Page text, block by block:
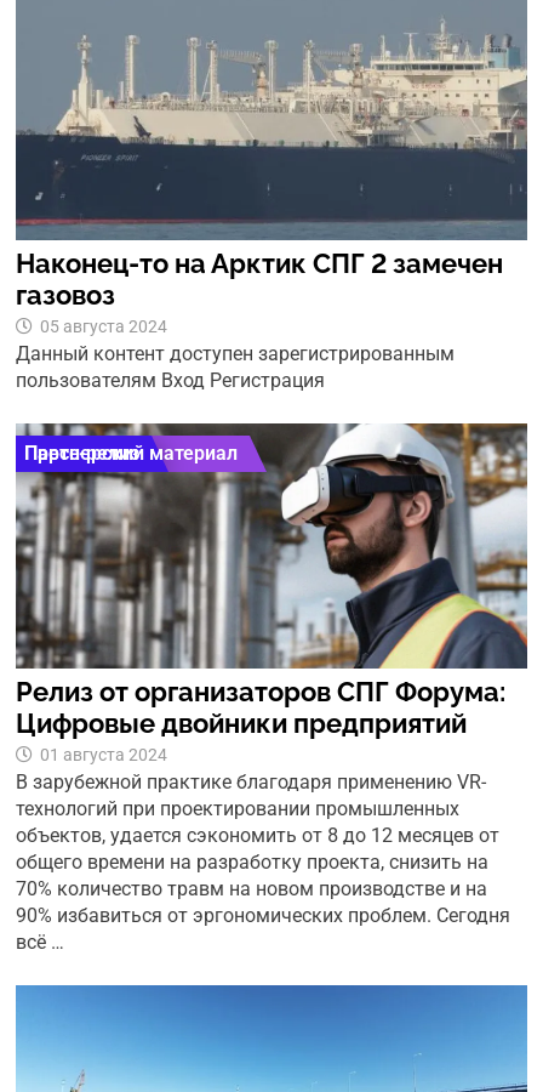
Наконец-то на Арктик СПГ 2 замечен
газовоз
05 августа 2024
Данный контент доступен зарегистрированным
пользователям Вход Регистрация
Партнерский материал
Пресс-релиз
Релиз от организаторов СПГ Форума:
Цифровые двойники предприятий
01 августа 2024
В зарубежной практике благодаря применению VR-
технологий при проектировании промышленных
объектов, удается сэкономить от 8 до 12 месяцев от
общего времени на разработку проекта, снизить на
70% количество травм на новом производстве и на
90% избавиться от эргономических проблем. Сегодня
всё …